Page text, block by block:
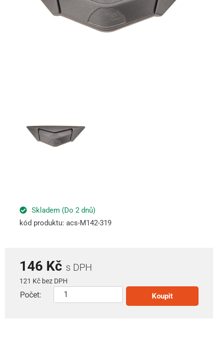
Skladem (Do 2 dnů)
kód produktu: acs-M142-319
146 Kč s DPH
121 Kč bez DPH
Počet: Koupit